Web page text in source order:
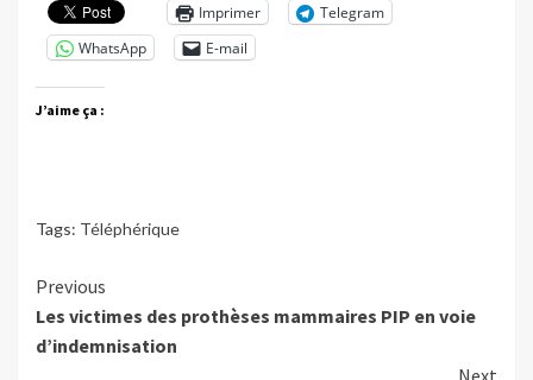
Imprimer
Telegram
WhatsApp
E-mail
J’aime ça :
Tags: Téléphérique
Continue
Reading
Previous
Les victimes des prothèses mammaires PIP en voie
d’indemnisation